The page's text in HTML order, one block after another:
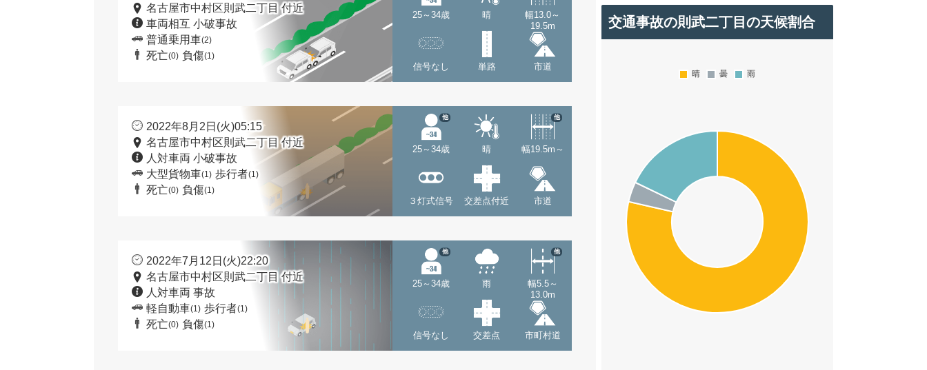
名古屋市中村区則武二丁目 付近
車両相互 小破事故
普通乗用車(2)
死亡(0) 負傷(1)
25～34歳 晴
幅13.0～
19.5m
信号なし 単路 市道
2022年8月2日(火)05:15
名古屋市中村区則武二丁目 付近
人対車両 小破事故
大型貨物車(1) 歩行者(1)
死亡(0) 負傷(1)
25～34歳
他
晴 幅19.5m～
他
３灯式信号 交差点付近 市道
2022年7月12日(火)22:20
名古屋市中村区則武二丁目 付近
人対車両 事故
軽自動車(1) 歩行者(1)
死亡(0) 負傷(1)
25～34歳
他
雨
幅5.5～
13.0m
他
信号なし 交差点 市町村道
交通事故の則武二丁目の天候割合